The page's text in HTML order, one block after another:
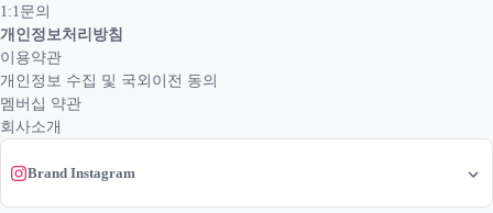
1:1문의
개인정보처리방침
이용약관
개인정보 수집 및 국외이전 동의
멤버십 약관
회사소개
Brand Instagram